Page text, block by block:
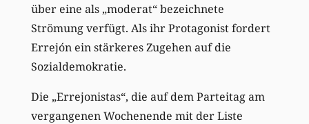
über eine als „moderat“ bezeichnete
Strömung verfügt. Als ihr Protagonist fordert
Errejón ein stärkeres Zugehen auf die
Sozialdemokratie.
Die „Errejonistas“, die auf dem Parteitag am
vergangenen Wochenende mit der Liste